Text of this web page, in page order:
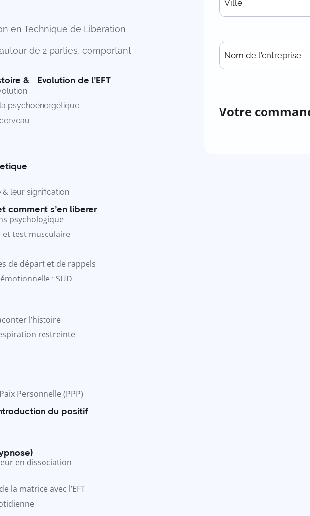
en Technique de Libération
de 2 parties, comportant
& éEvolution de l’EFT
psychoénergétique
& leur signification
comment s’en liberer
psychologique
et test musculaire
de départ et de rappels
: SUD
l’histoire
restreinte
Personnelle (PPP)
du positif
en dissociation
la matrice avec l’EFT
Votre